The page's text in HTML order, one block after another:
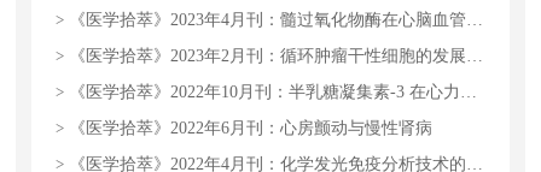
>《医学拾萃》2023年4月刊：髓过氧化物酶在心脑血管疾病前瞻性诊断的临床价值
>《医学拾萃》2023年2月刊：循环肿瘤干性细胞的发展及标志物应用
>《医学拾萃》2022年10月刊：半乳糖凝集素-3 在心力衰竭预后上的研究进展
>《医学拾萃》2022年6月刊：心房颤动与慢性肾病
>《医学拾萃》2022年4月刊：化学发光免疫分析技术的应用前景及展望